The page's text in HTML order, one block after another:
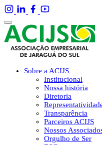
Sobre a ACIJS
Institucional
Nossa história
Diretoria
Transparência
Parceiros ACIJS
Nossos
Orgulho de Ser